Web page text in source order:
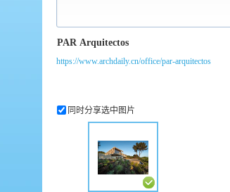
https://www.archdaily.cn/office/par-arquitectos
同时分享选中图片